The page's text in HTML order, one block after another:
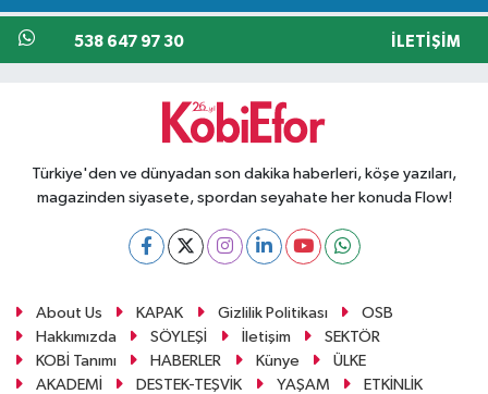
538 647 97 30 İLETIŞIM
Türkiye'den ve dünyadan son dakika haberleri, köşe yazıları,
magazinden siyasete, spordan seyahate her konuda Flow!
About Us KAPAK Gizlilik Politikası
OSB
Hakkımızda
SÖYLEŞİ İletişim
SEKTÖR
KOBİ Tanımı
HABERLER Künye
ÜLKE
AKADEMİ
DESTEK-TEŞVİK YAŞAM ETKİNLİK